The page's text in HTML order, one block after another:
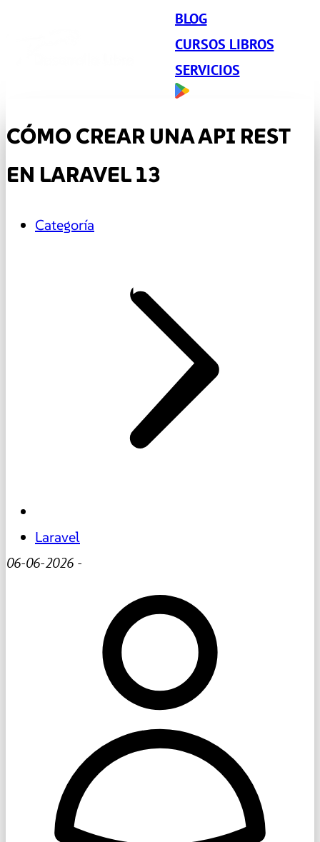
BLOG
CURSOS LIBROS
SERVICIOS
CÓMO CREAR UNA API REST
EN LARAVEL 13
Categoría
Laravel
06-06-2026 -